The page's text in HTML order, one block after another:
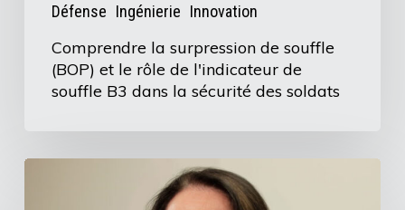
Défense Ingénierie Innovation
l'indicateur
souffle
la
Comprendre la surpression de souffle
(BOP) et le rôle de l'indicateur de
souffle B3 dans la sécurité des soldats